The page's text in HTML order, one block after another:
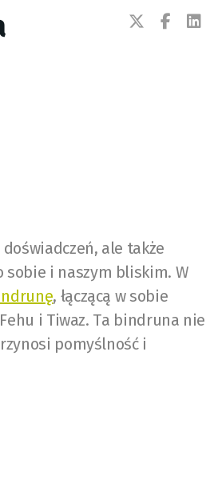
ale także
i naszym bliskim. W
, łączącą w sobie
i Tiwaz. Ta bindruna nie
pomyślność i